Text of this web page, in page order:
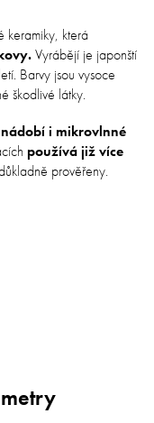
keramiky, která
Vyrábějí je japonští
Barvy jsou vysoce
škodlivé látky.
i mikrovlnné
používá již více
prověřeny.